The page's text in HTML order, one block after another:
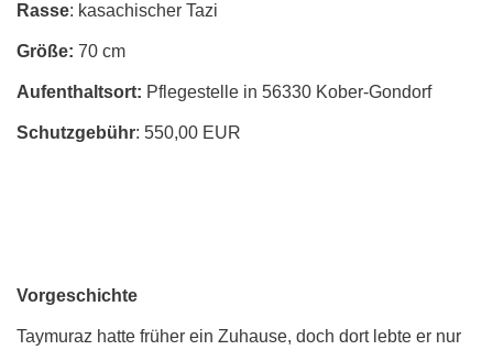
Rasse: kasachischer Tazi
Größe: 70 cm
Aufenthaltsort: Pflegestelle in 56330 Kober-Gondorf
Schutzgebühr: 550,00 EUR
Vorgeschichte
Taymuraz hatte früher ein Zuhause, doch dort lebte er nur